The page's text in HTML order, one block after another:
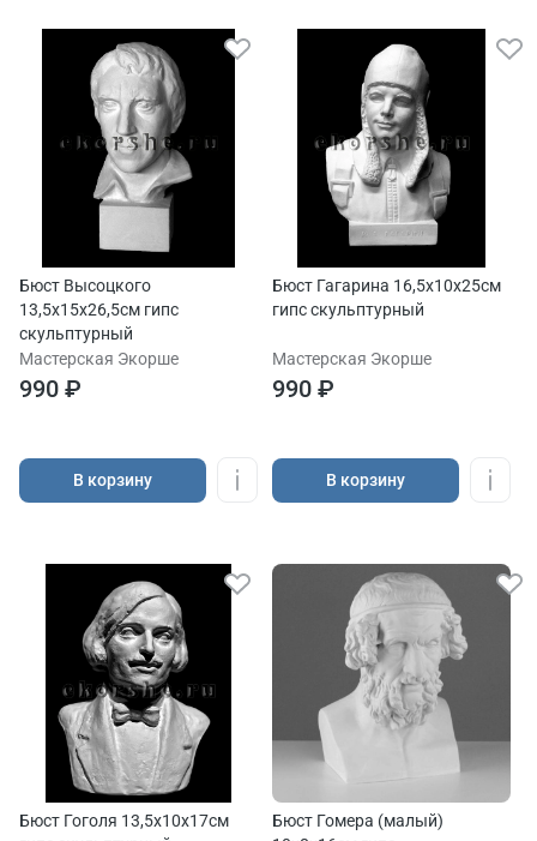
Бюст Высоцкого
13,5х15х26,5см гипс
скульптурный
Мастерская Экорше
990 ₽
В корзину
Бюст Гагарина 16,5х10х25см
гипс скульптурный
Мастерская Экорше
990 ₽
В корзину
Бюст Гоголя 13,5х10х17см
Бюст Гомера (малый)